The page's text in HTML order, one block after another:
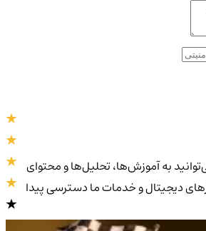
به آموزش‌ها، تحلیل‌ها و محتوای
دیجیتال و خدمات ما دسترسی پیدا